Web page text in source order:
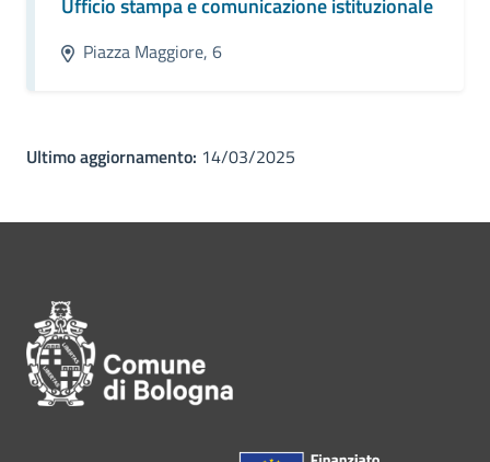
Ufficio stampa e comunicazione istituzionale
Piazza Maggiore, 6
Ultimo aggiornamento: 14/03/2025